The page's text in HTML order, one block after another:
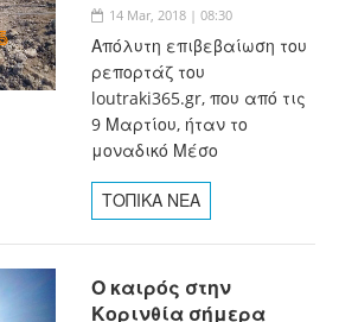
14 Mar, 2018 | 08:30
Απόλυτη επιβεβαίωση του
ρεπορτάζ του
loutraki365.gr, που από τις
9 Μαρτίου, ήταν το
μοναδικό Μέσο
ΤΟΠΙΚΑ ΝΕΑ
Ο καιρός στην
Κορινθία σήμερα